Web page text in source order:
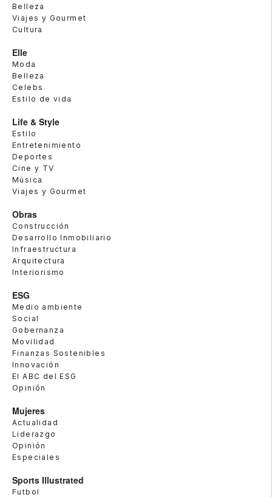
Belleza
Viajes y Gourmet
Cultura
Elle
Moda
Belleza
Celebs
Estilo de vida
Life & Style
Estilo
Entretenimiento
Deportes
Cine y TV
Música
Viajes y Gourmet
Obras
Construcción
Desarrollo Inmobiliario
Infraestructura
Arquitectura
Interiorismo
ESG
Medio ambiente
Social
Gobernanza
Movilidad
Finanzas Sostenibles
Innovación
El ABC del ESG
Opinión
Mujeres
Actualidad
Liderazgo
Opinión
Especiales
Sports Illustrated
Futbol